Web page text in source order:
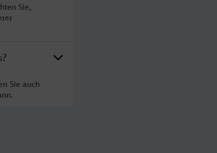
Sie,
Sie auch